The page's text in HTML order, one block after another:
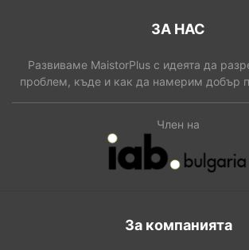
ЗА НАС
Развиваме MaistorPlus с идеята да
проблем, къде и как да намерим добър
Член на
За компанията